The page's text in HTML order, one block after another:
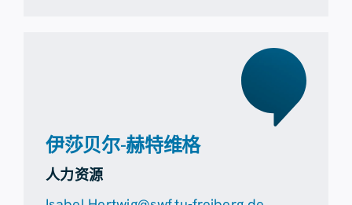
伊莎贝尔-赫特维格
人力资源